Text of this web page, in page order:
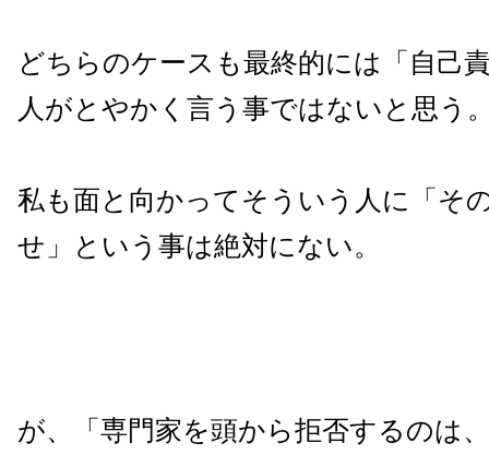
どちらのケースも最終的には「自己
人がとやかく言う事ではないと思う
私も面と向かってそういう人に「そ
せ」という事は絶対にない。
が、「専門家を頭から拒否するのは